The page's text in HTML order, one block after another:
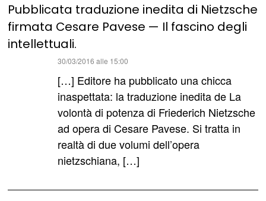
Pubblicata traduzione inedita di Nietzsche
firmata Cesare Pavese — Il fascino degli
intellettuali.
30/03/2016 alle 15:00
[…] Editore ha pubblicato una chicca
inaspettata: la traduzione inedita de La
volontà di potenza di Friederich Nietzsche
ad opera di Cesare Pavese. Si tratta in
realtà di due volumi dell’opera
nietzschiana, […]